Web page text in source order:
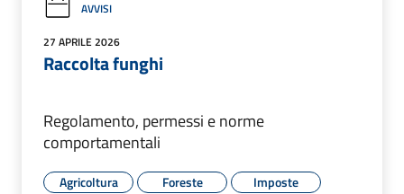
AVVISI
27 APRILE 2026
Raccolta funghi
Regolamento, permessi e norme
comportamentali
Agricoltura Foreste Imposte